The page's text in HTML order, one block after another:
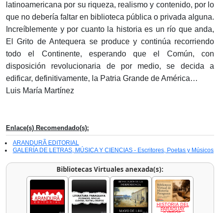
latinoamericana por su riqueza, realismo y contenido, por lo
que no debería faltar en biblioteca pública o privada alguna.
Increíblemente y por cuanto la historia es un río que anda,
El Grito de Antequera se produce y continúa recorriendo
todo el Continente, esperando que el Común, con
disposición revolucionaria de por medio, se decida a
edificar, definitivamente, la Patria Grande de América…
Luis María Martínez
Enlace(s) Recomendado(s):
ARANDURÃ EDITORIAL
GALERÍA DE LETRAS, MÚSICA Y CIENCIAS - Escritores, Poetas y Músicos
Bibliotecas Virtuales anexada(s):
HISTORIA DEL
PARAGUAY